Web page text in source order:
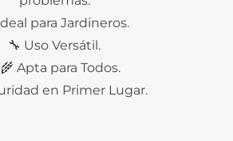
para Jardineros.
🔧 Uso Versátil.
Apta para Todos.
en Primer Lugar.